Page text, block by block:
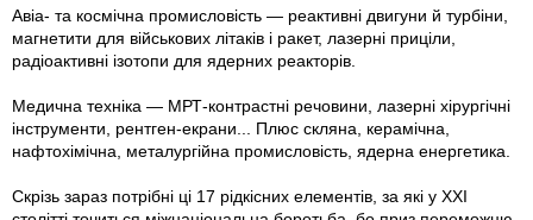
Авіа- та космічна промисловість — реактивні двигуни й турбіни,
магнетити для військових літаків і ракет, лазерні приціли,
радіоактивні ізотопи для ядерних реакторів.
Медична техніка — МРТ-контрастні речовини, лазерні хірургічні
інструменти, рентген-екрани... Плюс скляна, керамічна,
нафтохімічна, металургійна промисловість, ядерна енергетика.
Скрізь зараз потрібні ці 17 рідкісних елементів, за які у ХХІ